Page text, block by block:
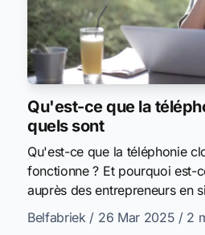
Qu'est-ce que la
quels sont
Qu'est-ce que la téléphonie
fonctionne ? Et pourquoi est-
auprès des entrepreneurs en
Belfabriek / 26 Mar 2025 / 2